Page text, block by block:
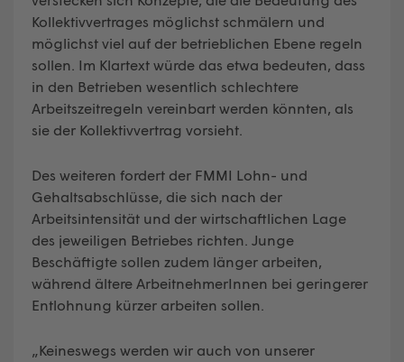
Kollektivvertrages möglichst schmälern und
möglichst viel auf der betrieblichen Ebene regeln
sollen. Im Klartext würde das etwa bedeuten, dass
in den Betrieben wesentlich schlechtere
Arbeitszeitregeln vereinbart werden könnten, als
sie der Kollektivvertrag vorsieht.
Des weiteren fordert der FMMI Lohn- und
Gehaltsabschlüsse, die sich nach der
Arbeitsintensität und der wirtschaftlichen Lage
des jeweiligen Betriebes richten. Junge
Beschäftigte sollen zudem länger arbeiten,
während ältere ArbeitnehmerInnen bei geringerer
Entlohnung kürzer arbeiten sollen.
„Keineswegs werden wir auch von unserer